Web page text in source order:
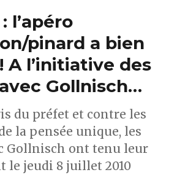
l’apéro
pinard a bien
A l’initiative des
Gollnisch…
du préfet et contre les
la pensée unique, les
Gollnisch ont tenu leur
le jeudi 8 juillet 2010